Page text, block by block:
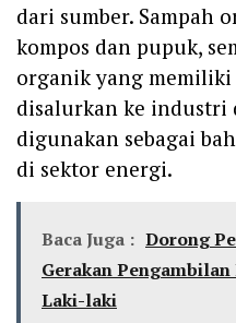
dari sumber. Sampah
kompos dan pupuk,
organik yang
disalurkan ke industri
digunakan sebagai
di sektor energi.
Baca Juga : Dorong
Gerakan
Laki-laki